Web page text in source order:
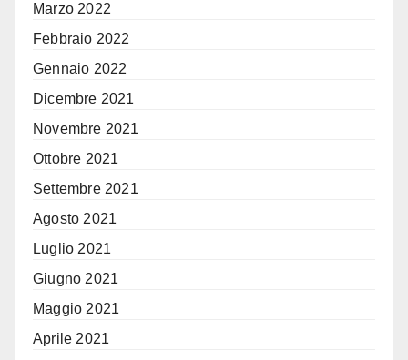
Marzo 2022
Febbraio 2022
Gennaio 2022
Dicembre 2021
Novembre 2021
Ottobre 2021
Settembre 2021
Agosto 2021
Luglio 2021
Giugno 2021
Maggio 2021
Aprile 2021